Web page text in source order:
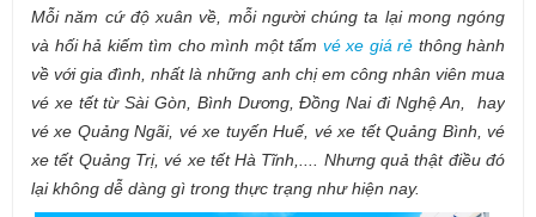
Mỗi năm cứ độ xuân về, mỗi người chúng ta lại mong ngóng
và hối hả kiếm tìm cho mình một tấm vé xe giá rẻ thông hành
về với gia đình, nhất là những anh chị em công nhân viên mua
vé xe tết từ Sài Gòn, Bình Dương, Đồng Nai đi Nghệ An, hay
vé xe Quảng Ngãi, vé xe tuyến Huế, vé xe tết Quảng Bình, vé
xe tết Quảng Trị, vé xe tết Hà Tĩnh,.... Nhưng quả thật điều đó
lại không dễ dàng gì trong thực trạng như hiện nay.